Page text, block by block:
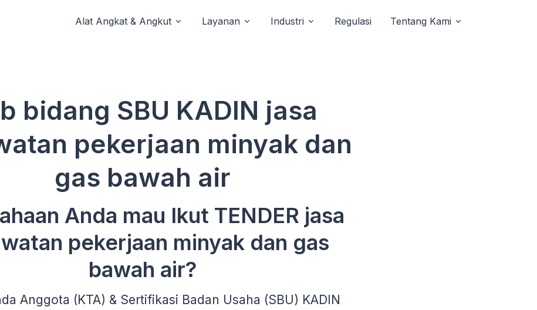
Alat Angkat & Angkut Layanan Industri Regulasi Tentang Kami
bidang SBU KADIN jasa
pekerjaan minyak dan
gas bawah air
Anda mau Ikut TENDER jasa
pekerjaan minyak dan gas
bawah air?
Anggota (KTA) & Sertifikasi Badan Usaha (SBU) KADIN